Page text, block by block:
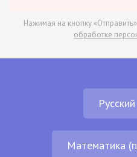
Нажимая на кнопку
обработке
Математика